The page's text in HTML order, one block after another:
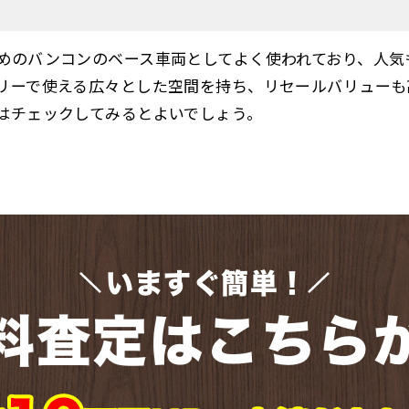
バンコンのベース車両としてよく使われており、人
ーで使える広々とした空間を持ち、リセールバリュー
ェックしてみるとよいでしょう。
いますぐ簡単！
査定はこちら